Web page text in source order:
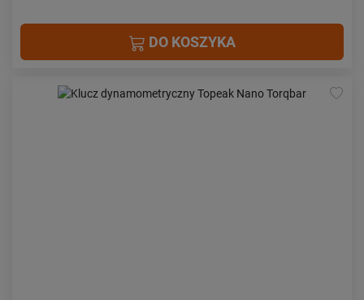
DO KOSZYKA